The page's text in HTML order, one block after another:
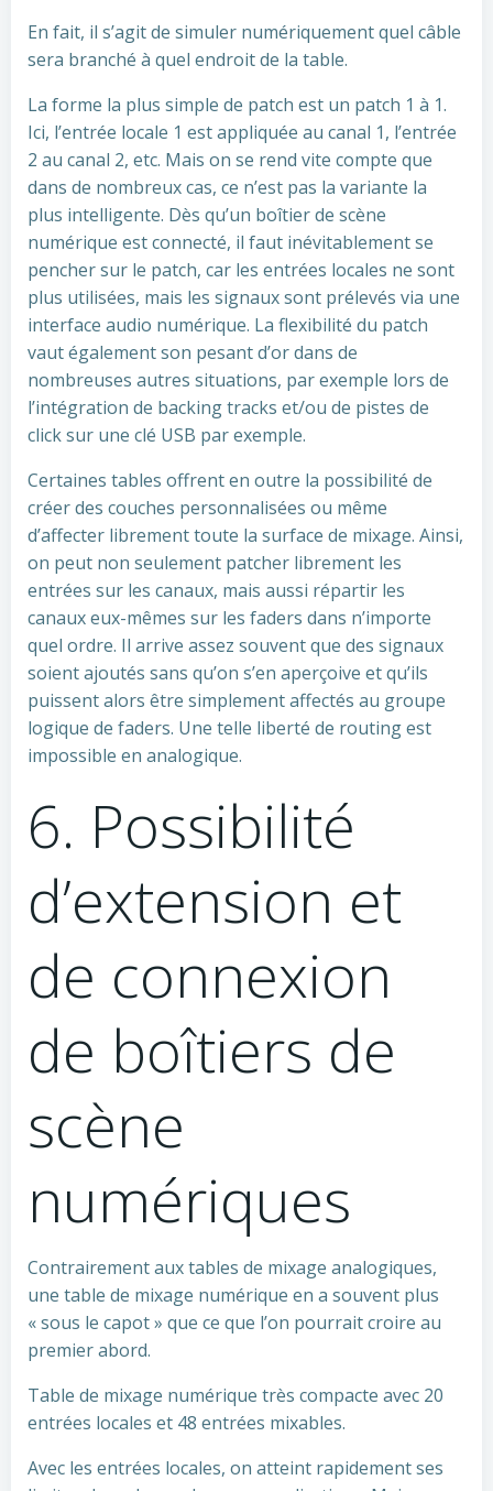
En fait, il s’agit de simuler numériquement quel câble
sera branché à quel endroit de la table.
La forme la plus simple de patch est un patch 1 à 1.
Ici, l’entrée locale 1 est appliquée au canal 1, l’entrée
2 au canal 2, etc. Mais on se rend vite compte que
dans de nombreux cas, ce n’est pas la variante la
plus intelligente. Dès qu’un boîtier de scène
numérique est connecté, il faut inévitablement se
pencher sur le patch, car les entrées locales ne sont
plus utilisées, mais les signaux sont prélevés via une
interface audio numérique. La flexibilité du patch
vaut également son pesant d’or dans de
nombreuses autres situations, par exemple lors de
l’intégration de backing tracks et/ou de pistes de
click sur une clé USB par exemple.
Certaines tables offrent en outre la possibilité de
créer des couches personnalisées ou même
d’affecter librement toute la surface de mixage. Ainsi,
on peut non seulement patcher librement les
entrées sur les canaux, mais aussi répartir les
canaux eux-mêmes sur les faders dans n’importe
quel ordre. Il arrive assez souvent que des signaux
soient ajoutés sans qu’on s’en aperçoive et qu’ils
puissent alors être simplement affectés au groupe
logique de faders. Une telle liberté de routing est
impossible en analogique.
6. Possibilité
d’extension et
de connexion
de boîtiers de
scène
numériques
Contrairement aux tables de mixage analogiques,
une table de mixage numérique en a souvent plus
« sous le capot » que ce que l’on pourrait croire au
premier abord.
Table de mixage numérique très compacte avec 20
entrées locales et 48 entrées mixables.
Avec les entrées locales, on atteint rapidement ses